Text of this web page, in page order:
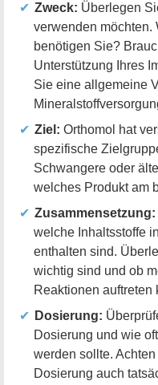
Zweck: Überlegen
verwenden möchten.
benötigen Sie?
Unterstützung Ihres
Sie eine allgemeine
Ziel: Orthomol hat
spezifische
Schwangere oder
welches Produkt am
Zusammensetzung:
welche Inhaltsstoffe
enthalten sind.
wichtig sind und ob
Reaktionen auftreten
Dosierung:
Dosierung und wie
werden sollte.
Dosierung auch